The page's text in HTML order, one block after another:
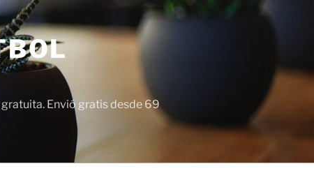
Envió gratis desde 69